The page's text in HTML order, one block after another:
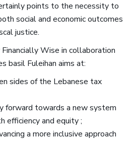
points to the necessity to
social and economic outcomes
justice.
Wise in collaboration
basil Fuleihan aims at:
sides of the Lebanese tax
forward towards a new system
efficiency and equity ;
a more inclusive approach